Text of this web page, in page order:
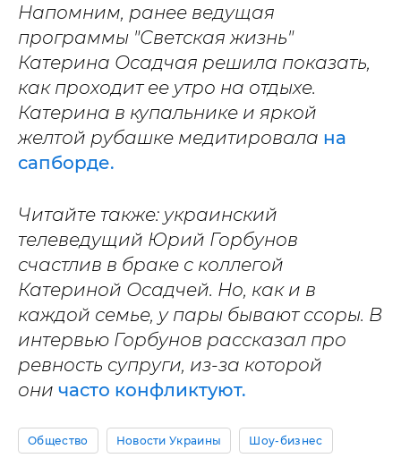
Напомним, ранее ведущая
программы "Светская жизнь"
Катерина Осадчая решила показать,
как проходит ее утро на отдыхе.
Катерина в купальнике и яркой
желтой рубашке медитировала на
сапборде.
Читайте также: украинский
телеведущий Юрий Горбунов
счастлив в браке с коллегой
Катериной Осадчей. Но, как и в
каждой семье, у пары бывают ссоры. В
интервью Горбунов рассказал про
ревность супруги, из-за которой
они часто конфликтуют.
Общество Новости Украины Шоу-бизнес